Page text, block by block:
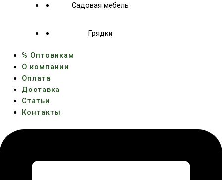
Садовая мебель
Грядки
% Оптовикам
О компании
Оплата
Доставка
Статьи
Контакты